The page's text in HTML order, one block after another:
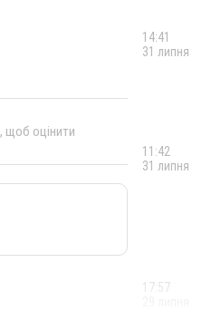
, щоб оцінити
14:41
31 липня
11:42
31 липня
17:57